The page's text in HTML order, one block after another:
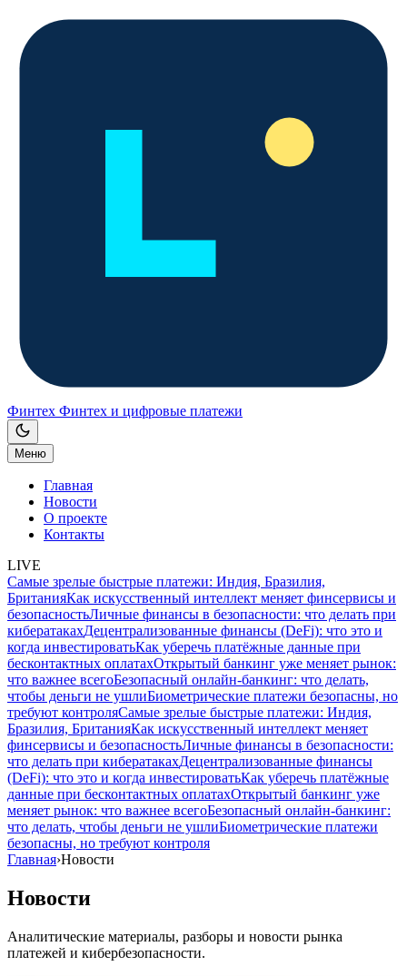
Финтех Финтех и цифровые платежи
Меню
Главная
Новости
О проекте
Контакты
LIVE
Самые зрелые быстрые платежи: Индия, Бразилия,
БританияКак искусственный интеллект меняет финсервисы и
безопасностьЛичные финансы в безопасности: что делать при
кибератакахДецентрализованные финансы (DeFi): что это и
когда инвестироватьКак уберечь платёжные данные при
бесконтактных оплатахОткрытый банкинг уже меняет рынок:
что важнее всегоБезопасный онлайн-банкинг: что делать,
чтобы деньги не ушлиБиометрические платежи безопасны, но
требуют контроляСамые зрелые быстрые платежи: Индия,
Бразилия, БританияКак искусственный интеллект меняет
финсервисы и безопасностьЛичные финансы в безопасности:
что делать при кибератакахДецентрализованные финансы
(DeFi): что это и когда инвестироватьКак уберечь платёжные
данные при бесконтактных оплатахОткрытый банкинг уже
меняет рынок: что важнее всегоБезопасный онлайн-банкинг:
что делать, чтобы деньги не ушлиБиометрические платежи
безопасны, но требуют контроля
Главная›Новости
Новости
Аналитические материалы, разборы и новости рынка
платежей и кибербезопасности.